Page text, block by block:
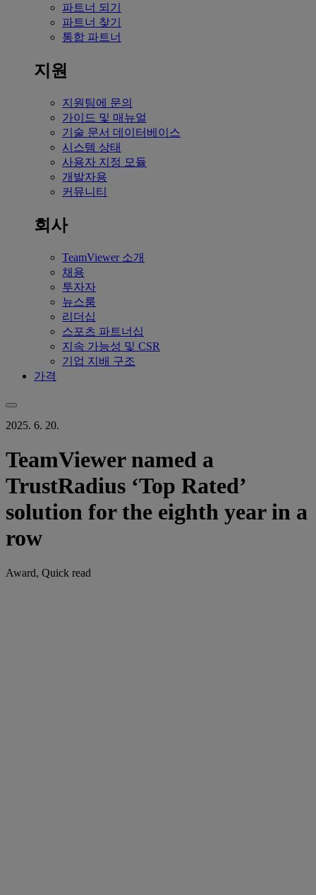
파트너 되기
파트너 찾기
통합 파트너
지원
지원팀에 문의
가이드 및 매뉴얼
기술 문서 데이터베이스
시스템 상태
사용자 지정 모듈
개발자용
커뮤니티
회사
TeamViewer 소개
채용
투자자
뉴스룸
리더십
스포츠 파트너십
지속 가능성 및 CSR
기업 지배 구조
가격
2025. 6. 20.
TeamViewer named a
TrustRadius ‘Top Rated’
solution for the eighth year in a
row
Award, Quick read